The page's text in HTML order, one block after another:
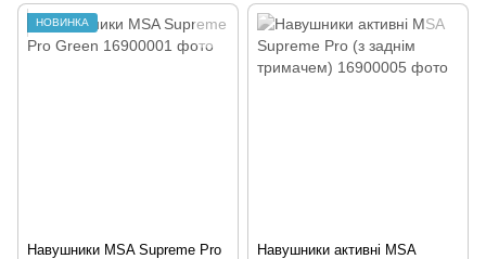
НОВИНКА
Навушники MSA Supreme Pro
Навушники активні MSA